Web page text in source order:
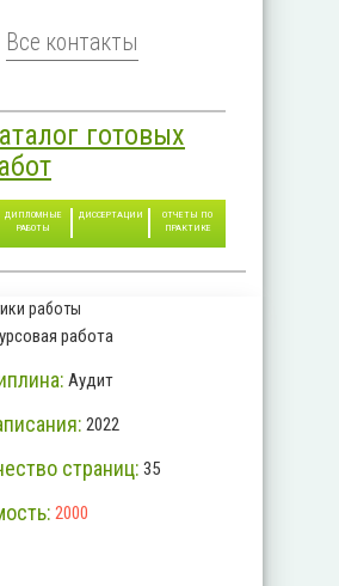
Все контакты
готовых
ДИПЛОМНЫЕ
РАБОТЫ
ДИССЕРТАЦИИ
ОТЧЕТЫ ПО
ПРАКТИКЕ
работы
работа
Аудит
2022
страниц: 35
2000